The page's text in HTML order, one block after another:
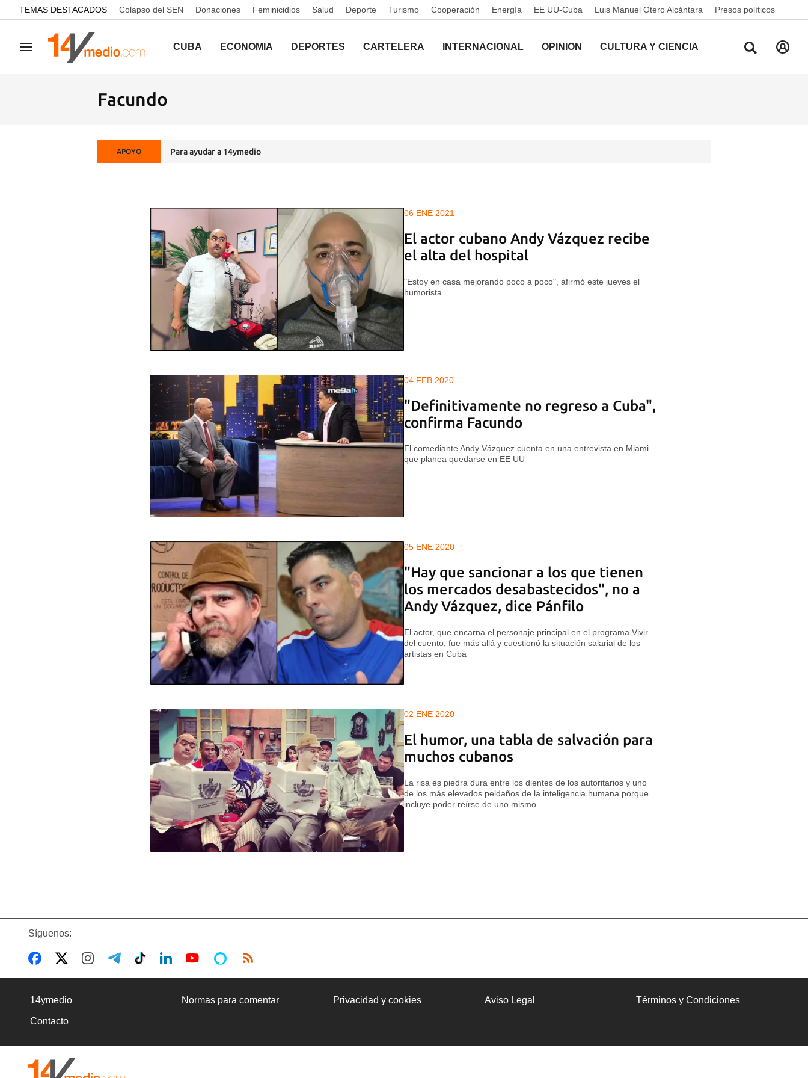
common.go-to-content
TEMAS DESTACADOS Colapso del SEN Donaciones Feminicidios Salud Deporte Turismo Cooperación Energía EE UU-Cuba Luis Manuel Otero Alcántara Presos políticos
Navegación CUBA ECONOMÍA DEPORTES CARTELERA INTERNACIONAL OPINIÓN CULTURA Y CIENCIA
Facundo
APOYO Para ayudar a 14ymedio
06 ENE 2021
El actor cubano Andy Vázquez recibe
el alta del hospital
"Estoy en casa mejorando poco a poco", afirmó este jueves el
humorista
04 FEB 2020
"Definitivamente no regreso a Cuba",
confirma Facundo
El comediante Andy Vázquez cuenta en una entrevista en Miami
que planea quedarse en EE UU
05 ENE 2020
"Hay que sancionar a los que tienen
los mercados desabastecidos", no a
Andy Vázquez, dice Pánfilo
El actor, que encarna el personaje principal en el programa Vivir
del cuento, fue más allá y cuestionó la situación salarial de los
artistas en Cuba
02 ENE 2020
El humor, una tabla de salvación para
muchos cubanos
La risa es piedra dura entre los dientes de los autoritarios y uno
de los más elevados peldaños de la inteligencia humana porque
incluye poder reírse de uno mismo
Síguenos:
14ymedio Normas para comentar Privacidad y cookies Aviso Legal Términos y Condiciones
Contacto